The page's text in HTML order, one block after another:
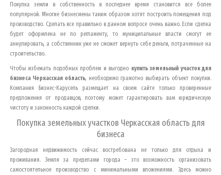
Покупка земли в собственность в последнее время становится все более
популярной. Многие бизнесмены таким образом хотят построить помещения под
производство. Сделать все правильно в данном вопросе очень важно. Если сделка
будет оформлена не по регламенту, то муниципальные власти смогут ее
аннулировать, а собственник уже не сможет вернуть себе деньги, потраченные на
строительство.
Чтобы избежать подобных проблем и выгодно купить земельный участок для
бизнеса Черкасская область, необходимо грамотно выбирать объект покупки.
Компания Бизнес-Карусель размещает на своем сайте только проверенные
предложения от продавцов, поэтому может гарантировать вам юридическую
чистоту и законность каждой сделки.
Покупка земельных участков Черкасская область для
бизнеса
Загородная недвижимость сейчас востребована не только для отдыха и
проживания. Земля за пределами города – это возможность организовать
самостоятельное производство с минимальными вложениями. Здесь можно